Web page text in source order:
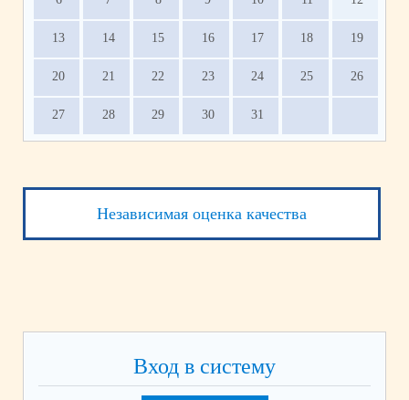
13 14 15 16 17 18 19
20 21 22 23 24 25 26
27 28 29 30 31
Независимая оценка качества
Вход в систему